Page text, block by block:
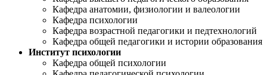
Кафедра анатомии, физиологии и валеологии
Кафедра психологии
Кафедра возрастной педагогики и педтехнологий
Кафедра общей педагогики и истории образования
Институт психологии
Кафедра общей психологии